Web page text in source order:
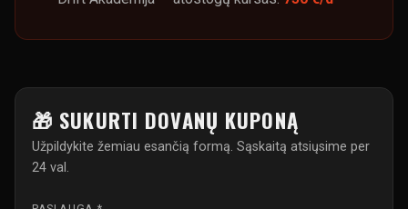
🎁 SUKURTI DOVANŲ KUPONĄ
Užpildykite žemiau esančią formą. Sąskaitą atsiųsime per
24 val.